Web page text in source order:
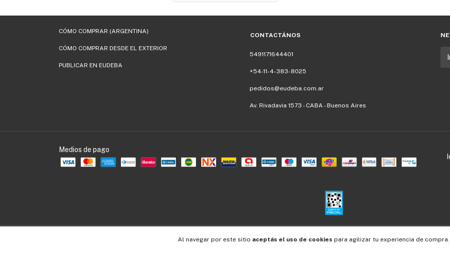
Al navegar por este sitio aceptás el uso de cookies para agilizar tu experiencia de compra.
CÓMO COMPRAR (ARGENTINA)
CÓMO COMPRAR DESDE EL EXTERIOR
PUBLICAR EN EUDEBA
CONTACTÁNOS
5491171644401
+54-11-4-383-8025
pedidos@eudeba.com.ar
Av. Rivadavia 1573 - CABA - Buenos Aires
Medios de pago